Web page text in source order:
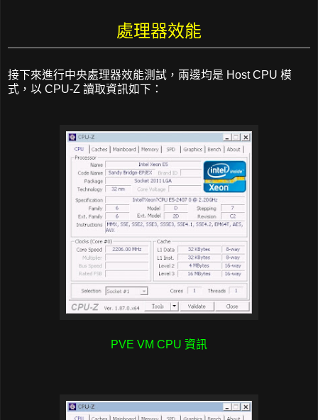
處理器效能
接下來進行中央處理器效能測試，兩邊均是 Host CPU 模
式，以 CPU-Z 讀取資訊如下：
PVE VM CPU 資訊